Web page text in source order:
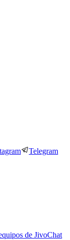
Telegram
de JivoChat